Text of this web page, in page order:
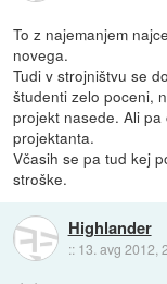
To z najemanjem
novega.
Tudi v strojništvu se
študenti zelo poceni,
projekt nasede. Ali
projektanta.
Včasih se pa tud kej
stroške.
Highlander
:: 13. avg 2012,